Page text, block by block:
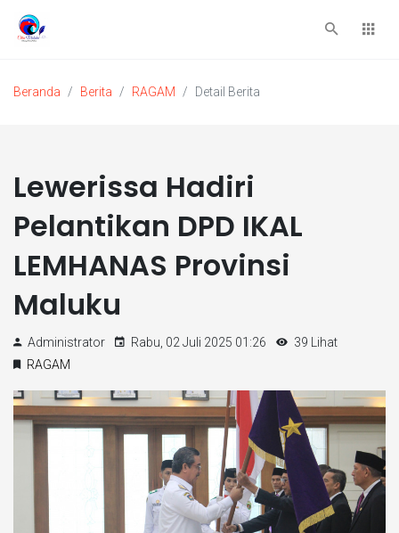
Beranda Berita RAGAM Detail Berita
Lewerissa Hadiri
Pelantikan DPD IKAL
LEMHANAS Provinsi
Maluku
Administrator Rabu, 02 Juli 2025 01:26
39 Lihat
RAGAM